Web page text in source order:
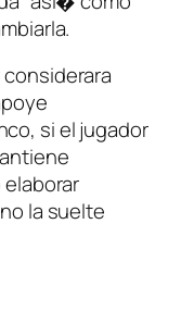
si el jugador
elaborar
la suelte